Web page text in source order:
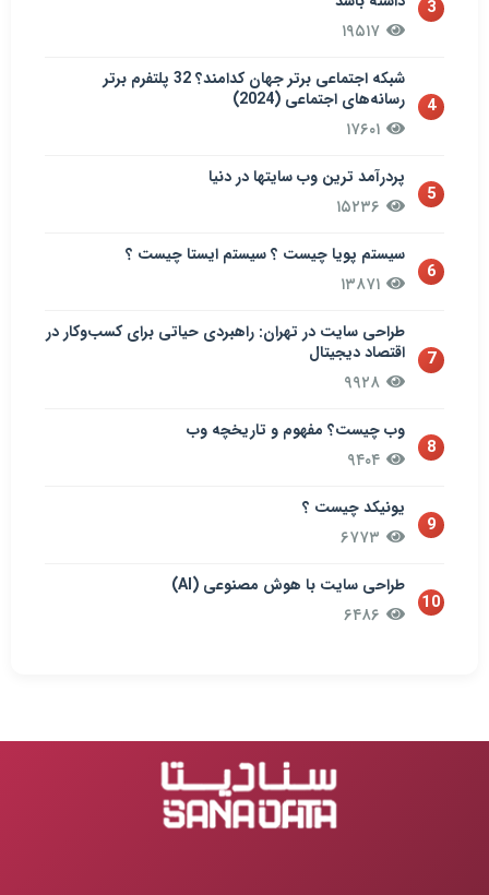
3
۱۹۵۱۷
4
شبکه اجتماعی برتر جهان کدامند؟ 32 پلتفرم برتر
رسانه‌های اجتماعی (2024)
۱۷۶۰۱
5
پردرآمد ترین وب سایتها در دنیا
6
سيستم پويا چیست ؟ سيستم ایستا چیست ؟
۱۳۸۷۱
7
طراحی سایت در تهران: راهبردی حیاتی برای کسب‌وکار در
اقتصاد دیجیتال
۹۹۲۸
8
وب چیست؟ مفهوم و تاریخچه وب
۹۴۰۴
9
یونیکد چیست ؟
10
طراحی سایت با هوش مصنوعی (AI)